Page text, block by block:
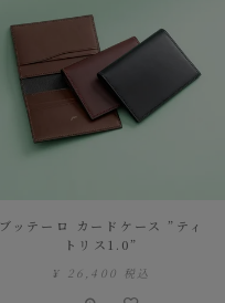
ブッテーロ カードケース ”ティ
トリス1.0”
¥ 26,400 税込